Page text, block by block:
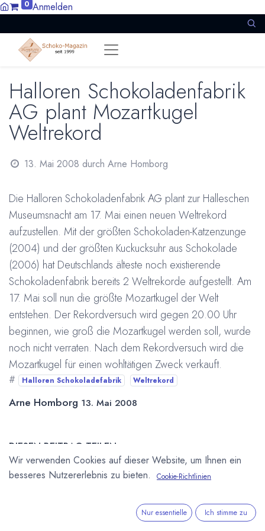
0 Anmelden
Halloren Schokoladenfabrik
AG plant Mozartkugel
Weltrekord
13. Mai 2008 durch Arne Homborg
Die Halloren Schokoladenfabrik AG plant zur Halleschen
Museumsnacht am 17. Mai einen neuen Weltrekord
aufzustellen. Mit der größten Schokoladen-Katzenzunge
(2004) und der größten Kuckucksuhr aus Schokolade
(2006) hat Deutschlands älteste noch existierende
Schokoladenfabrik bereits 2 Weltrekorde aufgestellt. Am
17. Mai soll nun die größte Mozartkugel der Welt
entstehen. Der Rekordversuch wird gegen 20.00 Uhr
beginnen, wie groß die Mozartkugel werden soll, wurde
noch nicht verraten. Nach dem Rekordversuch wird die
Mozartkugel für einen wohltätigen Zweck verkauft.
# Halloren Schokoladefabrik Weltrekord
Arne Homborg 13. Mai 2008
DIESEN BEITRAG TEILEN
Wir verwenden Cookies auf dieser Website, um Ihnen ein
besseres Nutzererlebnis zu bieten.
Cookie-Richtlinien
Nur essentielle Ich stimme zu